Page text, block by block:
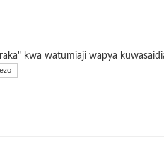
kwa watumiaji wapya